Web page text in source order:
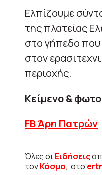
Ελπίζουμε
της πλατείας
στο γήπεδο
στον
περιοχής.
Κείμενο &
FB Άρη Πατρών
Όλες οιΕιδήσεις
τονΚόσμο, στο